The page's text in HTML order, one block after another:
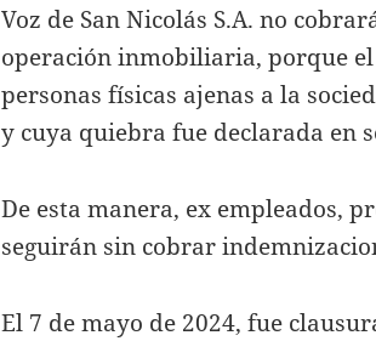
Voz de San Nicolás S.A. no
operación inmobiliaria, porque
personas físicas ajenas a la
y cuya quiebra fue declarada en
De esta manera, ex empleados,
seguirán sin cobrar
El 7 de mayo de 2024, fue